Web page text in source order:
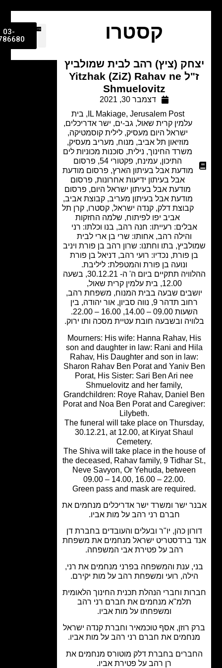
קסטרו
(ציץ) רהב לבית שמולביץ
ז"ל Yitzhak (ZiZ) Rahav ne
Shmuelovitz
דצמבר 30, 2021
IL Makiage, Jerusalem Post
,בית
עלמין קרית שאול,גב-ים,ישר אדריכלים,
ישראל היום מעסיק, לילית קוסמטיקה,
מוזיאון תל אביב,מנוח,מעריב מעסיק,
משרד החינוך, נילית,סוכנות מכוניות לים
התיכון
עמינח, פקטורי 54 ,פרסום
מודעת אבל בעיתון הארץ,פרסום מודעת
אבל בעיתון ידיעות אחרונות,פרסום
מודעת אבל בעיתון ישראל היום,פרסום
מודעת אבל בעיתון מעריב, קבוצת אביב,
קבוצת דלק,קנדה ישראל, קסטרו, קרן תל
אביב יפו לפיתוח ,שלמה החזקות
רעייתו: חנה רהב, בנו וכלתו: רני
והילה רהב, אחותו: שרי בן ארי לבית
בתו וחתנו: שרון רהב בן פורת ויניב
פורת, נכדיו: רועי רהב, דניאל בן פורת
ונועה בן פורת והמטפלת: ליליבת.
ההלוויה תתקיים ביום ה' ה- 30.12.21, בשעה
שבעה בבית המנוח, משפחת רהב,
רחוב תדהר 9, נווה סביון, אור יהודה, בין
ובשבעה חובת עטיית מסכה ותו ירוק.
Mourners: His wife: Hanna Rahav,
son and daughter in law: Rani and
Rahav, His Daughter and son in
Sharon Rahav Ben Porat and Yaniv
Porat, His Sister: Sari Ben Ari nee
Shmuelovitz and her family,
Grandchildren: Roye Rahav, Daniel
Porat and Noa Ben Porat and
Lilybeth.
The funeral will take place on
30.12.21, at 12.00, at Kiryat Shaul
Cemetery.
The Shiva will take place in the
the deceased, Rahav family, 9 Tidhar
Neve Savyon, Or Yehuda, between
09.00 – 14.00, 16.00 – 22.00.
Green pass and mask are required.
ישר ומשרד ישר אדריכלים מנחמים את
חברם רני רהב על מות אביו.
כהן, יו"ר ובעלים והעובדים בחברת דן
ברדסטריט ישראל מנחמים את משפחת
רהב על פטירת אבי המשפחה.
ענת והמשפחה בפרני מנחמים את רני,
רועי ומשפחת רהב על מות יקירם.
וחברי הנהלת תכנית החינוך הלאומית
תלמ"א מנחמים את חברם רני רהב
ומשפחתו על מות אביו.
רוזן, אסף טוכמאיר וחברת קנדה ישראל
את חברם רני רהב על מות אביו.
בחברת דלק מוטורס מנחמים את
רן רהב על פטירת אביו.
03-
9786680